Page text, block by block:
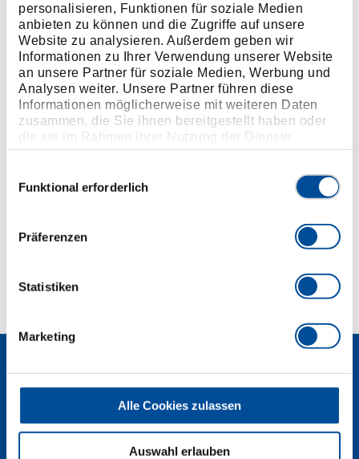
personalisieren, Funktionen für soziale Medien
anbieten zu können und die Zugriffe auf unsere
Website zu analysieren. Außerdem geben wir
Informationen zu Ihrer Verwendung unserer Website
an unsere Partner für soziale Medien, Werbung und
Analysen weiter. Unsere Partner führen diese
Informationen möglicherweise mit weiteren Daten
zusammen, die Sie ihnen bereitgestellt haben oder
die sie im Rahmen Ihrer Nutzung der Dienste
gesammelt haben. Unsere vollständige
Funktional erforderlich
Präferenzen
Statistiken
Marketing
Alle Cookies zulassen
Auswahl erlauben
Produktlinie EAN4010886635452
Produktbeschreibung
Ausführung ähnlich DIN 3116
Vanadium-Stahl 31CrV3, manganphosphatiert
Sondergrößen auf Anfrage
Abmessungen und Gewichte
Newsletter